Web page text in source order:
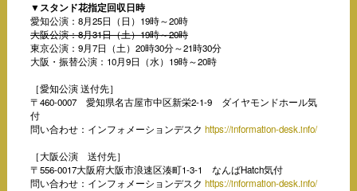
▼スタンド花指定回収日時
愛知公演：8月25日（日）19時～20時
大阪公演：8月31日（土）19時～20時
東京公演：9月7日（土）20時30分～21時30分
大阪・振替公演：10月9日（水）19時～20時
［愛知公演 送付先］
〒460-0007 愛知県名古屋市中区新栄2-1-9 ダイヤモンドホール気
付
問い合わせ：インフォメーションデスクhttps://information-desk.info/
［大阪公演 送付先］
〒556-0017大阪府大阪市浪速区湊町1-3-1 なんばHatch気付
問い合わせ：インフォメーションデスクhttps://information-desk.info/